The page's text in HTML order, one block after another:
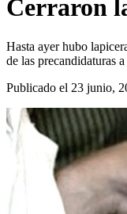
Cerraron
Hasta ayer hubo
de las precandidaturas
Publicado el 23 junio,